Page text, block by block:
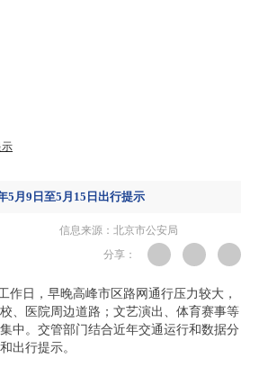
5月9日至5月15日出行提示
信息来源：北京市公安局
分享：
作日，早晚高峰市区路网通行压力较大，
、医院周边道路；文艺演出、体育赛事等
中。交管部门结合近年交通运行和数据分
出行提示。